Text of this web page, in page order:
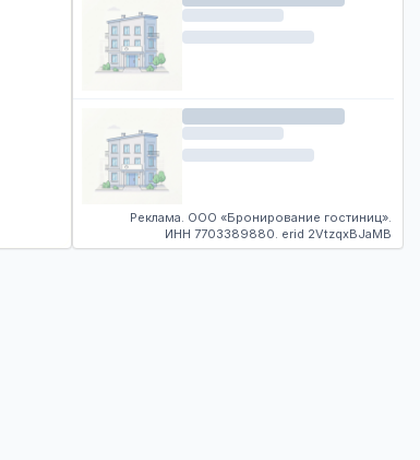
Реклама. ООО «Бронирование гостиниц».
ИНН 7703389880. erid 2VtzqxBJaMB